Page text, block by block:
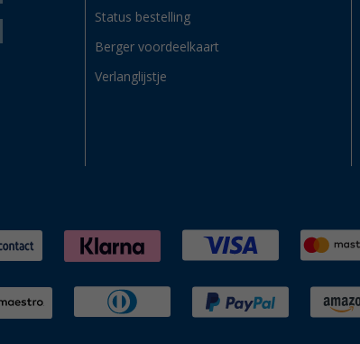
Status bestelling
Berger voordeelkaart
Verlanglijstje